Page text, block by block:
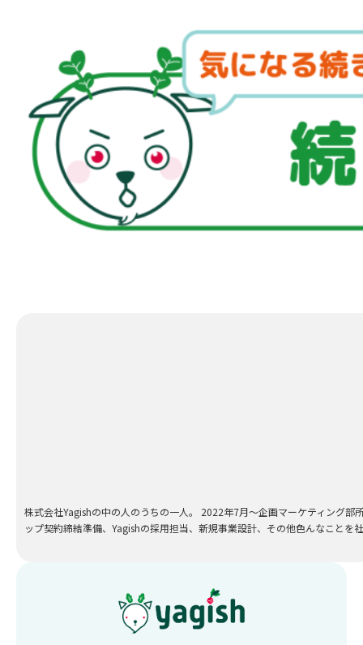
株式会社Yagishの中の人のうちの一人。 2022年7月～企画マーケティング
ップ契約締結準備、Yagishの採用担当、新規事業設計、その他色んなことを